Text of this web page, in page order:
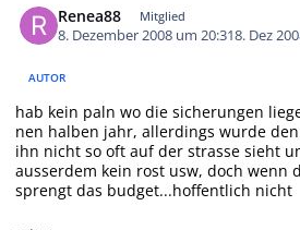
Renea88 Mitglied
8. Dezember 2008 um 20:318. Dez
AUTOR
hab kein paln wo die sicherungen
nen halben jahr, allerdings wurde
ihn nicht so oft auf der strasse sieht
ausserdem kein rost usw, doch wenn
sprengt das budget...hoffentlich nicht